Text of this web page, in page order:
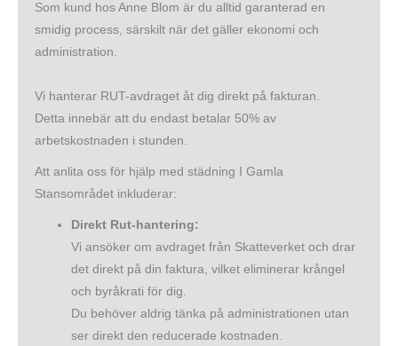
Som kund hos Anne Blom är du alltid garanterad en
smidig process, särskilt när det gäller ekonomi och
administration.
Vi hanterar RUT-avdraget åt dig direkt på fakturan.
Detta innebär att du endast betalar 50% av
arbetskostnaden i stunden.
Att anlita oss för hjälp med städning I Gamla
Stansområdet inkluderar:
Direkt Rut-hantering:
Vi ansöker om avdraget från Skatteverket och drar
det direkt på din faktura, vilket eliminerar krångel
och byråkrati för dig.
Du behöver aldrig tänka på administrationen utan
ser direkt den reducerade kostnaden.